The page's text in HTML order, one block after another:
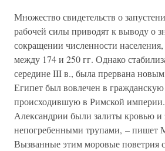
Множество свидетельств о
рабочей силы приводят к выводу о
сокращении численности
между 174 и 250 гг. Однако
середине III в., была прервана
Египет был вовлечен в
происходившую в Римской
Александрии были залиты кровью и
непогребенными трупами, – пишет
Вызванные этим моровые поветрия